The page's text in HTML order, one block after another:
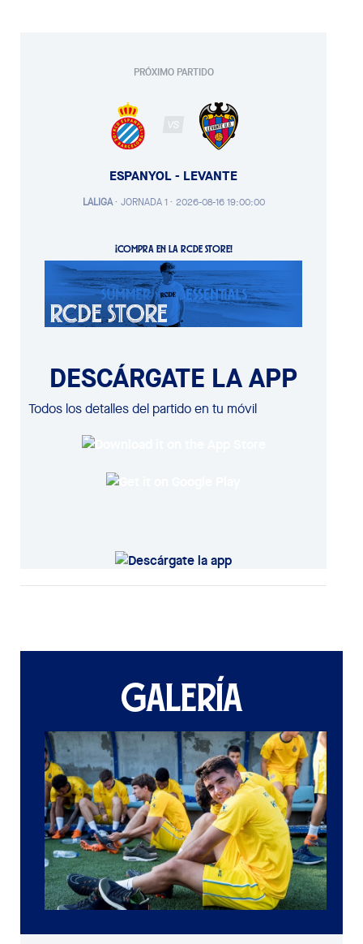
PRÓXIMO PARTIDO
VS
ESPANYOL - LEVANTE
LALIGA· JORNADA 1 · 2026-08-16 19:00:00
¡COMPRA EN LA RCDE STORE!
DESCÁRGATE LA APP
Todos los detalles del partido en tu móvil
GALERÍA